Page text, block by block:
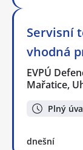
Servisní
vhodná
EVPÚ
Mařatice,
Plný
dnešní